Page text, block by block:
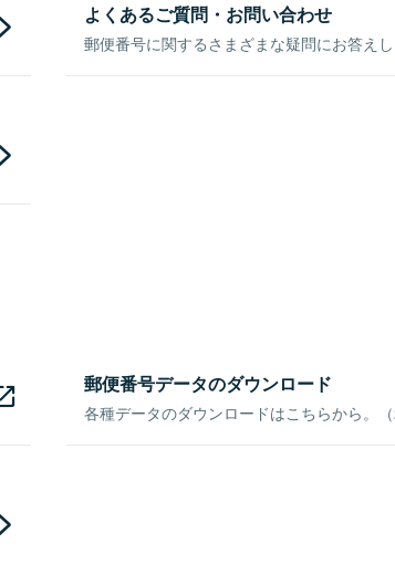
よくあるご質問・お問い合わせ
郵便番号に関するさまざまな疑問にお答えし
郵便番号データのダウンロード
各種データのダウンロードはこちらから。